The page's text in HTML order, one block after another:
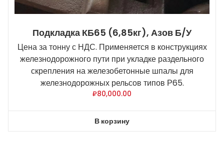
Подкладка КБ65 (6,85кг), Азов Б/У
Цена за тонну с НДС. Применяется в конструкциях
железнодорожного пути при укладке раздельного
скрепления на железобетонные шпалы для
железнодорожных рельсов типов Р65.
₽80,000.00
В корзину